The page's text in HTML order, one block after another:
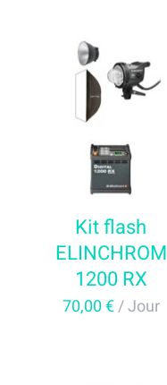
AJOUTER AU PANIER
Kit flash
ELINCHROM
1200 RX
70,00€/ Jour